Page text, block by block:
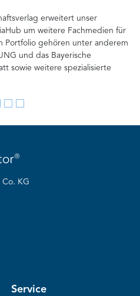
erweitert unser
um weitere Fachmedien für
Portfolio gehören unter anderem
und das Bayerische
sowie weitere spezialisierte
Go
slide
Go
slide
Co. KG
Service